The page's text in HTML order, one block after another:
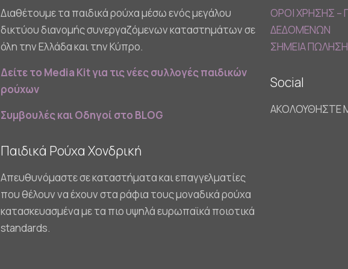
Διαθέτουμε τα παιδικά ρούχα μέσω ενός μεγάλου
δικτύου διανομής συνεργαζόμενων καταστημάτων σε
όλη την Ελλάδα και την Κύπρο.
Δείτε το Media Kit για τις νέες συλλογές παιδικών
ρούχων
Συμβουλές και Οδηγοί στο BLOG
Παιδικά Ρούχα Χονδρική
Απευθυνόμαστε σε καταστήματα και επαγγελματίες
που θέλουν να έχουν στα ράφια τους μοναδικά ρούχα
κατασκευασμένα με τα πιο υψηλά ευρωπαϊκά ποιοτικά
standards.
ΟΡΟΙ ΧΡΗΣΗΣ –
ΔΕΔΟΜΕΝΩΝ
ΣΗΜΕΙΑ
Social
ΑΚΟΛΟΥΘΗΣΤΕ